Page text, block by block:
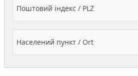
Поштовий індекс / PLZ
Населений пункт / Ort